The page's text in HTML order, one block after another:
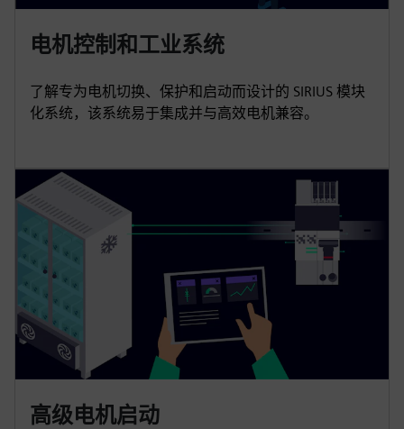
电机控制和工业系统
了解专为电机切换、保护和启动而设计的 SIRIUS 模块
化系统，该系统易于集成并与高效电机兼容。
高级电机启动